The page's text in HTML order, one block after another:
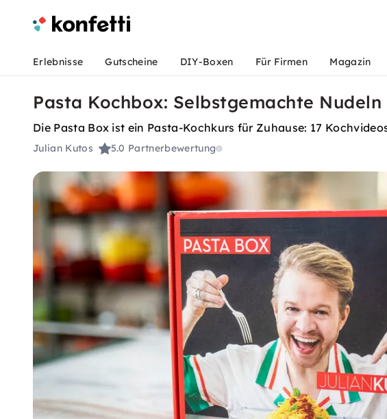
Erlebnisse Gutscheine DIY-Boxen Für Firmen Magazin
Pasta Kochbox: Selbstgemachte
Die Pasta Box ist ein Pasta-Kochkurs für Zuhause: 17
Julian Kutos 5.0 Partnerbewertung